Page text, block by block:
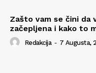
Zašto vam se čini da
začepljena i kako to
Redakcija - 7 Augusta,